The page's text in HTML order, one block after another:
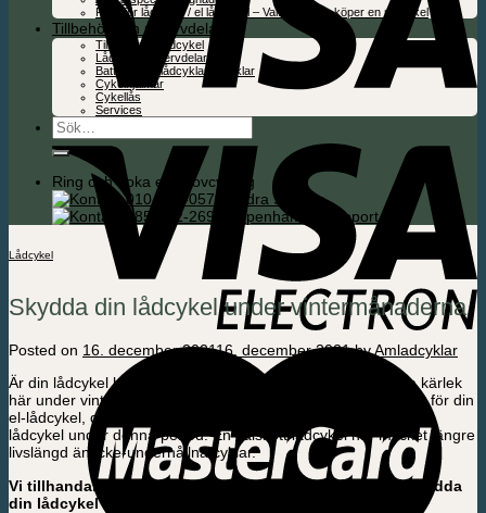
Folie för lådcykel / el lådcykel – Valfritt när du köper en ny cykel
Tillbehör och reservdelar
Tillbehör för lådcykel
Lådcykel reservdelar
Batterier för lådcyklar & cyklar
Cykelhjälmar
Cykellås
Services
Sök
efter:
Ring och boka en Provcykling
010-330-0575 Södra Sverige
085-592-2695 Köpenhamn / Support
Lådcykel
Skydda din lådcykel under vintermånaderna
Posted on 16. december 202116. december 2021 byAmladcyklar
Är din lådcykel beredd för vintern? Ge din lådcykel lite extra kärlek
här under vintermånaderna. Frost, snö, slask och salt är hårt för din
el-lådcykel, därför är det extra viktigt att du underhåller din el-
lådcykel under denna period. En välskött lådcykel har mycket längre
livslängd än icke-underhållna cyklar.
Vi tillhandahåller flera alternativ, när du vill vårda och skydda
din lådcykel under vintermånaderna: